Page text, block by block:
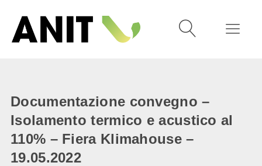
Documentazione convegno –
Isolamento termico e acustico al
110% – Fiera Klimahouse –
19.05.2022